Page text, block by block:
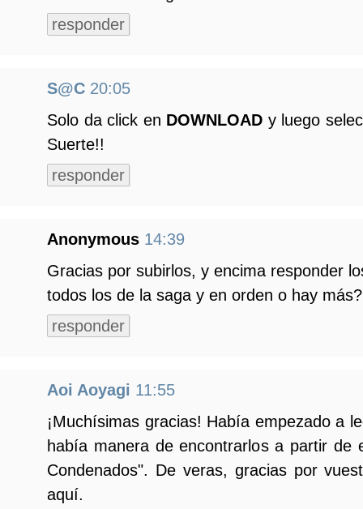
responder
S@C 20:05
Solo da click en DOWNLOAD y luego
Suerte!!
responder
Anonymous 14:39
Gracias por subirlos, y encima responder
todos los de la saga y en orden o hay más?
responder
Aoi Aoyagi 11:55
¡Muchísimas gracias! Había empezado a
había manera de encontrarlos a partir de
Condenados". De veras, gracias por
aquí.